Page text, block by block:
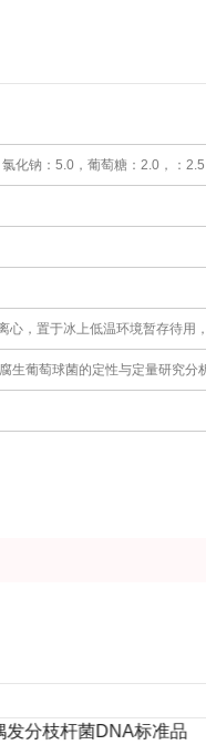
化钠：5.0，葡萄糖：2.0，：
，置于冰上低温环境暂存待用
葡萄球菌的定性与定量研究分